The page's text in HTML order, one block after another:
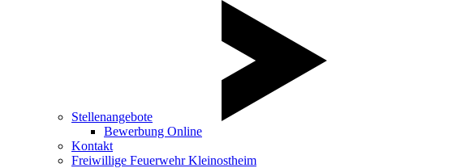
Stellenangebote
Bewerbung Online
Kontakt
Freiwillige Feuerwehr Kleinostheim